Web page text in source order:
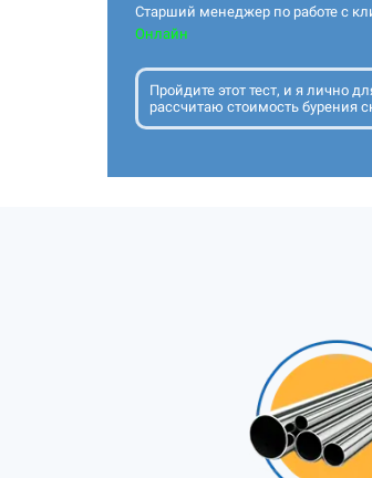
Старший менеджер по работе с
Онлайн
Пройдите этот тест, и я лично
рассчитаю стоимость бурения